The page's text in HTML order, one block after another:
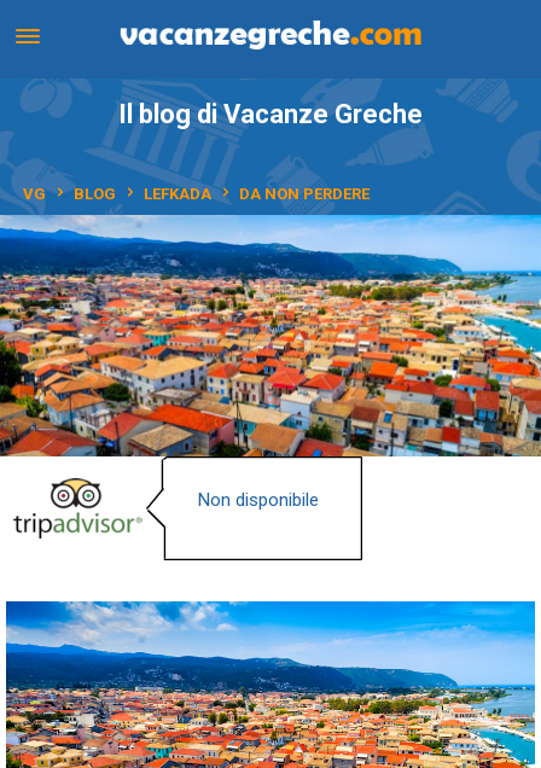
Il blog di Vacanze Greche
VG BLOG LEFKADA DA NON PERDERE
Non disponibile